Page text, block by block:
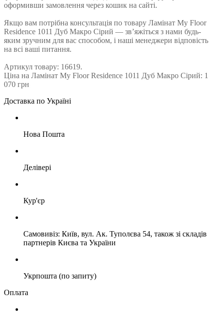
оформивши замовлення через кошик на сайті.
Якщо вам потрібна консультація по товару Ламінат My Floor
Residence 1011 Дуб Макро Сірий — зв’яжіться з нами будь-
яким зручним для вас способом, і наші менеджери відповість
на всі ваші питання.
Артикул товару: 16619.
Ціна на Ламінат My Floor Residence 1011 Дуб Макро Сірий: 1
070 грн
Доставка по Україні
Нова Пошта
Делівері
Кур'єр
Самовивіз: Київ, вул. Ак. Туполєва 54, також зі складів
партнерів Києва та України
Укрпошта (по запиту)
Оплата